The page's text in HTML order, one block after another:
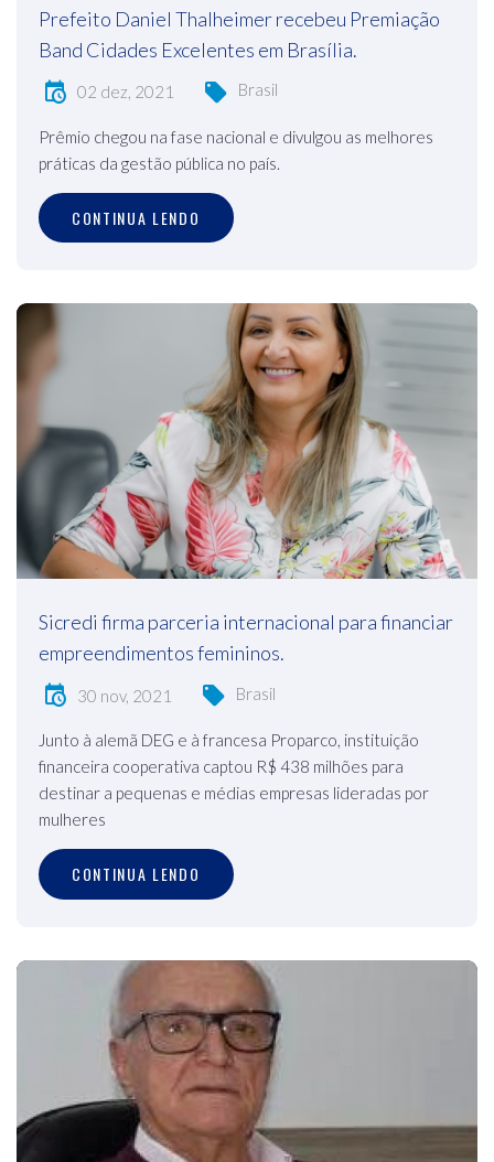
Prefeito Daniel Thalheimer recebeu Premiação
Band Cidades Excelentes em Brasília.
02 dez, 2021 Brasil
Prêmio chegou na fase nacional e divulgou as melhores
práticas da gestão pública no país.
CONTINUA LENDO
Sicredi firma parceria internacional para financiar
empreendimentos femininos.
30 nov, 2021 Brasil
Junto à alemã DEG e à francesa Proparco, instituição
financeira cooperativa captou R$ 438 milhões para
destinar a pequenas e médias empresas lideradas por
mulheres
CONTINUA LENDO